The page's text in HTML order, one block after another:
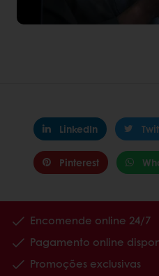
LinkedIn
Pinterest
Encomende online 24/7
Pagamento online
Promoções exclusivas